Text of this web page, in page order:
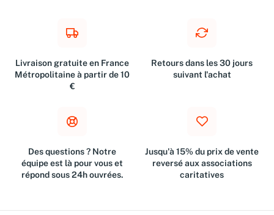
Livraison gratuite en France
Métropolitaine à partir de 10
€
Retours dans les 30 jours
suivant l'achat
Des questions ? Notre
équipe est là pour vous et
répond sous 24h ouvrées.
Jusqu'à 15% du prix de vente
reversé aux associations
caritatives